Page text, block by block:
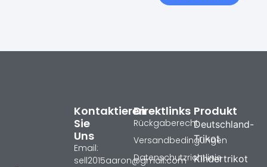
Produkt
Deutschland-
Trikot
Kindertrikot
Direktlinks
Rückgaberecht
Versandbedingungen
Datenschutzrichtlinie
Kontaktieren
Sie
Uns
Email:
sell2015aaron@gmail.com